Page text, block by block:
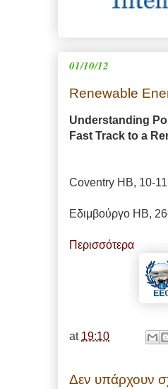
01/10/12
Renewable
Understanding
Fast Track to a
Coventry ΗΒ, 10-
Εδιμβούργο ΗΒ,
Περισσότερα
at 19:10
Δεν υπάρχουν